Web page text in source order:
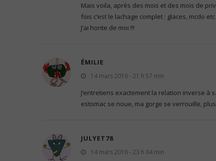
Mais voila, après des mois et des mois de
fois c’est le lachage complet : glaces, mcdo
J’ai honte de moi !!!
ÉMILIE
14 mars 2016 - 21 h 57 min
J’entretiens exactement la relation inverse à
estomac se noue, ma gorge se verrouille,
JULYET78
14 mars 2016 - 23 h 04 min